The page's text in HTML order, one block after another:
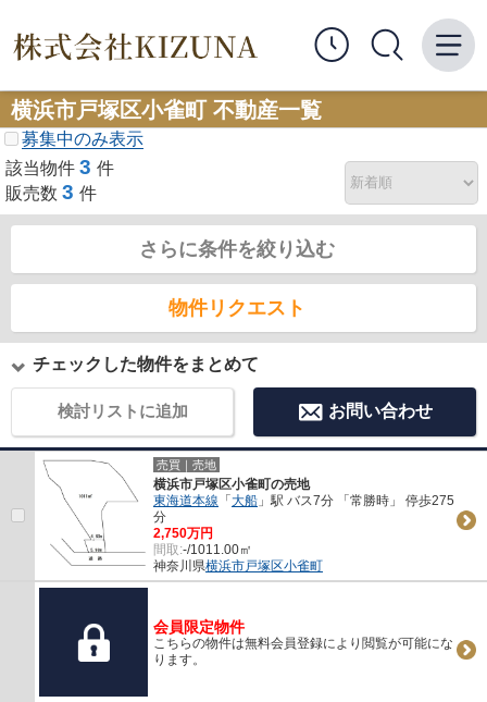
横浜市戸塚区小雀町 不動産一覧
募集中のみ表示
該当物件 3 件
販売数 3 件
さらに条件を絞り込む
物件リクエスト
チェックした物件をまとめて
検討リストに追加 お問い合わせ
売買｜売地
横浜市戸塚区小雀町の売地
東海道本線 「大船 」駅 バス7分 「常勝時」 停歩275
分
2,750万円
間取:-/1011.00㎡
神奈川県横浜市戸塚区小雀町
会員限定物件
こちらの物件は無料会員登録により閲覧が可能にな
ります。